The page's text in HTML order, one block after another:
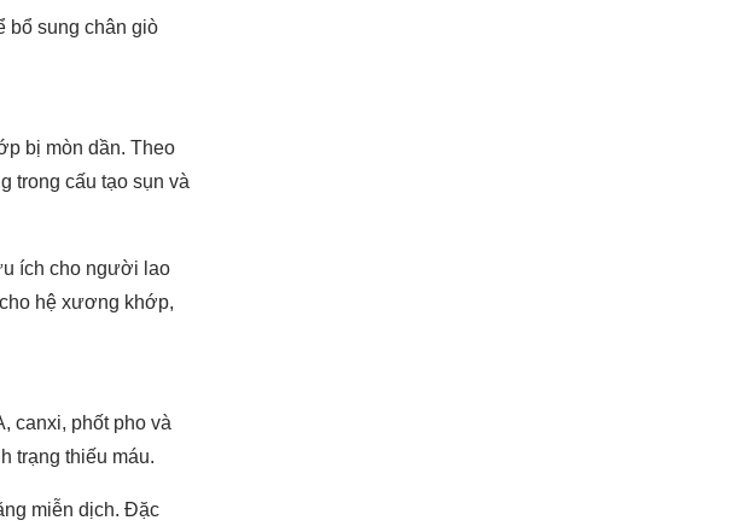
bổ sung chân giò
bị mòn dần. Theo
trong cấu tạo sụn và
ích cho người lao
hệ xương khớp,
canxi, phốt pho và
trạng thiếu máu.
miễn dịch. Đặc